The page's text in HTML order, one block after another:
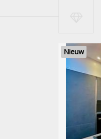
Nieuw